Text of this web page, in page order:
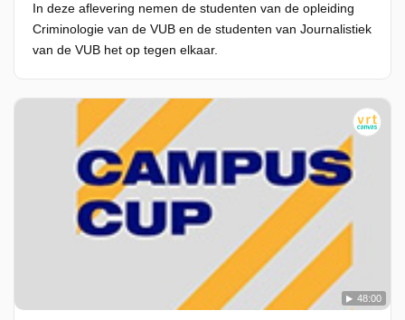
In deze aflevering nemen de studenten van de opleiding
Criminologie van de VUB en de studenten van Journalistiek
van de VUB het op tegen elkaar.
48:00